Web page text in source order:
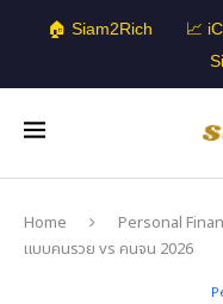
🏠 Siam2Rich 📈
Home Personal
แบบคนรวย vs คนจน 2026